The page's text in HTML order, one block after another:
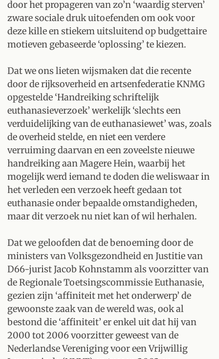
door het propageren van zo’n ‘waardig sterven’
zware sociale druk uitoefenden om ook voor
deze kille en stiekem uitsluitend op budgettaire
motieven gebaseerde ‘oplossing’ te kiezen.
Dat we ons lieten wijsmaken dat die recente
door de rijksoverheid en artsenfederatie KNMG
opgestelde ‘Handreiking schriftelijk
euthanasieverzoek’ werkelijk ‘slechts een
verduidelijking van de euthanasiewet’ was, zoals
de overheid stelde, en niet een verdere
verruiming daarvan en een zoveelste nieuwe
handreiking aan Magere Hein, waarbij het
mogelijk werd iemand te doden die weliswaar in
het verleden een verzoek heeft gedaan tot
euthanasie onder bepaalde omstandigheden,
maar dit verzoek nu niet kan of wil herhalen.
Dat we geloofden dat de benoeming door de
ministers van Volksgezondheid en Justitie van
D66-jurist Jacob Kohnstamm als voorzitter van
de Regionale Toetsingscommissie Euthanasie,
gezien zijn ‘affiniteit met het onderwerp’ de
gewoonste zaak van de wereld was, ook al
bestond die ‘affiniteit’ er enkel uit dat hij van
2000 tot 2006 voorzitter geweest van de
Nederlandse Vereniging voor een Vrijwillig